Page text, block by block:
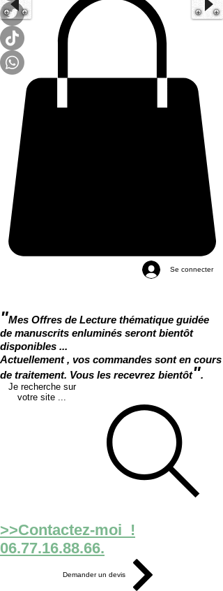
Se connecter
"Mes Offres de Lecture thématique guidée
de manuscrits enluminés seront bientôt
disponibles ...
Actuellement , vos commandes sont en cours
de traitement. Vous les recevrez bientôt".
Je recherche sur
votre site ...
>>Contactez-moi !
06.77.16.88.66.
Demander un devis